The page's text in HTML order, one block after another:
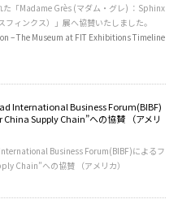
た「Madame Grès (マダム・グレ) ：Sphinx
ィンクス）」展へ協賛いたしました。
– The Museum at FIT Exhibitions Timeline
International Business Forum(BIBF)
Supply Chain”への協賛 （アメリ
Business Forum(BIBF)によるフ
Chain”への協賛 （アメリカ）